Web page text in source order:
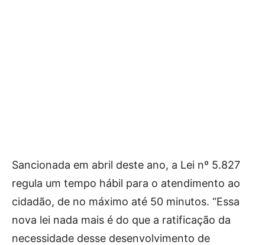
Sancionada em abril deste ano, a Lei nº 5.827
regula um tempo hábil para o atendimento ao
cidadão, de no máximo até 50 minutos. “Essa
nova lei nada mais é do que a ratificação da
necessidade desse desenvolvimento de